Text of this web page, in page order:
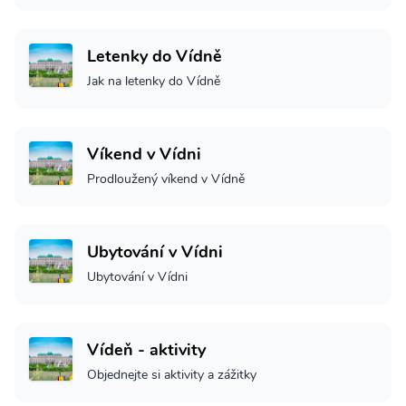
Letenky do Vídně
Jak na letenky do Vídně
Víkend v Vídni
Prodloužený víkend v Vídně
Ubytování v Vídni
Ubytování v Vídni
Vídeň - aktivity
Objednejte si aktivity a zážitky